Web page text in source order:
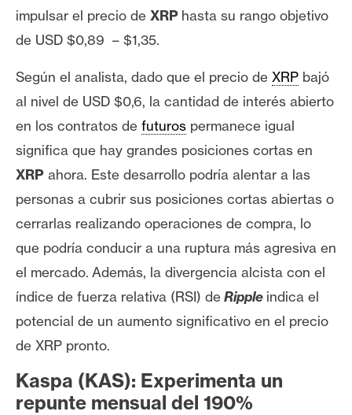
impulsar el precio de XRP hasta su rango objetivo
de USD $0,89 – $1,35.
Según el analista, dado que el precio de XRP bajó
al nivel de USD $0,6, la cantidad de interés abierto
en los contratos de futuros permanece igual
significa que hay grandes posiciones cortas en
XRP ahora. Este desarrollo podría alentar a las
personas a cubrir sus posiciones cortas abiertas o
cerrarlas realizando operaciones de compra, lo
que podría conducir a una ruptura más agresiva en
el mercado. Además, la divergencia alcista con el
índice de fuerza relativa (RSI) deRipple indica el
potencial de un aumento significativo en el precio
de XRP pronto.
Kaspa (KAS): Experimenta un
repunte mensual del 190%